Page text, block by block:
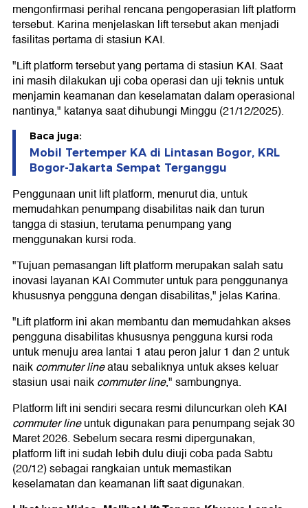
mengonfirmasi perihal rencana pengoperasian lift platform
tersebut. Karina menjelaskan lift tersebut akan menjadi
fasilitas pertama di stasiun KAI.
"Lift platform tersebut yang pertama di stasiun KAI. Saat
ini masih dilakukan uji coba operasi dan uji teknis untuk
menjamin keamanan dan keselamatan dalam operasional
nantinya," katanya saat dihubungi Minggu (21/12/2025).
Baca juga:
Mobil Tertemper KA di Lintasan Bogor, KRL
Bogor-Jakarta Sempat Terganggu
Penggunaan unit lift platform, menurut dia, untuk
memudahkan penumpang disabilitas naik dan turun
tangga di stasiun, terutama penumpang yang
menggunakan kursi roda.
"Tujuan pemasangan lift platform merupakan salah satu
inovasi layanan KAI Commuter untuk para penggunanya
khususnya pengguna dengan disabilitas," jelas Karina.
"Lift platform ini akan membantu dan memudahkan akses
pengguna disabilitas khususnya pengguna kursi roda
untuk menuju area lantai 1 atau peron jalur 1 dan 2 untuk
naikcommuter lineatau sebaliknya untuk akses keluar
stasiun usai naikcommuter line," sambungnya.
Platform lift ini sendiri secara resmi diluncurkan oleh KAI
commuter lineuntuk digunakan para penumpang sejak 30
Maret 2026. Sebelum secara resmi dipergunakan,
platform lift ini sudah lebih dulu diuji coba pada Sabtu
(20/12) sebagai rangkaian untuk memastikan
keselamatan dan keamanan lift saat digunakan.